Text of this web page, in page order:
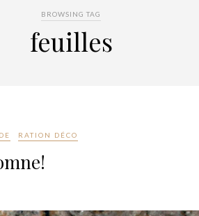
BROWSING TAG
feuilles
RATION DÉCO